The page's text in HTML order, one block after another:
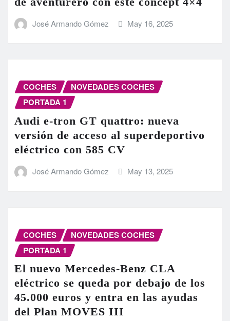
José Armando Gómez May 16, 2025
COCHES
NOVEDADES COCHES
PORTADA 1
Audi e-tron GT quattro: nueva
versión de acceso al superdeportivo
eléctrico con 585 CV
José Armando Gómez May 13, 2025
COCHES
NOVEDADES COCHES
PORTADA 1
El nuevo Mercedes-Benz CLA
eléctrico se queda por debajo de los
45.000 euros y entra en las ayudas
del Plan MOVES III